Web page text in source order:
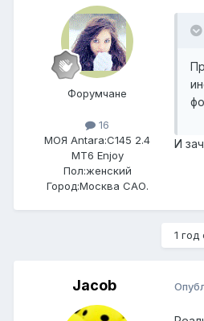
Форумчане
16
МОЯ Antara:C145 2.4
MT6 Enjoy
Пол:женский
Город:Москва САО.
И
1 год
Jacob